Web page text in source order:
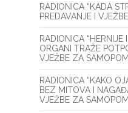
RADIONICA “KADA
PREDAVANJE I
RADIONICA “HERNIJE
ORGANI TRAŽE
VJEŽBE ZA
RADIONICA “KAKO
BEZ MITOVA I
VJEŽBE ZA